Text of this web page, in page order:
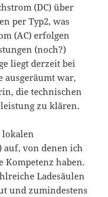
(DC) über
per Typ2, was
(AC) erfolgen
(noch?)
liegt derzeit bei
ausgeräumt war,
die technischen
zu klären.
lokalen
auf, von denen ich
Kompetenz haben.
Ladesäulen
und zumindestens